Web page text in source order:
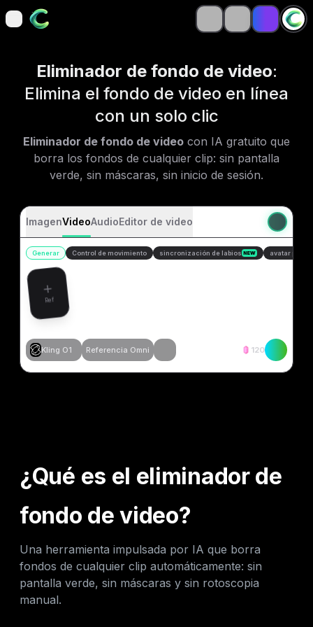
open navigation menu
open navigation menu
Eliminador de fondo de video:
Elimina el fondo de video en línea
con un solo clic
Eliminador de fondo de video con IA gratuito que
borra los fondos de cualquier clip: sin pantalla
verde, sin máscaras, sin inicio de sesión.
ImagenVideoAudioEditor de video
Generar Control de movimiento sincronización de labios NEW avatar
Ref
Kling O1 Referencia Omni 120
¿Qué es el eliminador de
fondo de video?
Una herramienta impulsada por IA que borra
fondos de cualquier clip automáticamente: sin
pantalla verde, sin máscaras y sin rotoscopia
manual.